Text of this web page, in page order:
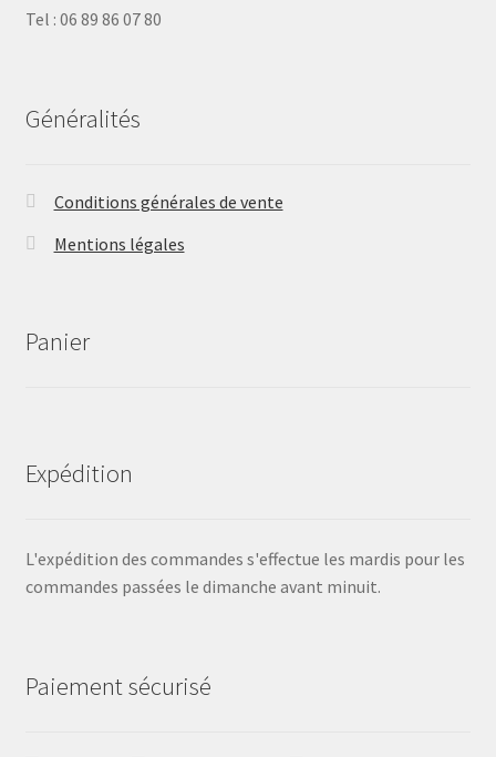
Tel : 06 89 86 07 80
Généralités
Conditions générales de vente
Mentions légales
Panier
Expédition
L'expédition des commandes s'effectue les mardis pour les
commandes passées le dimanche avant minuit.
Paiement sécurisé